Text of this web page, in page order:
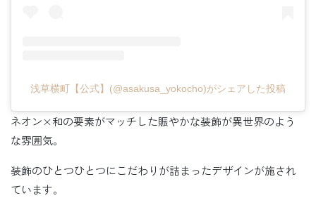
浅草横町【公式】(@asakusa_yokocho)がシェアした投稿
ネオン×和の要素がマッチした賑やかな装飾が異世界のよう
な雰囲気。
装飾のひとつひとつにこだわりが詰まったデザインが施され
ています。